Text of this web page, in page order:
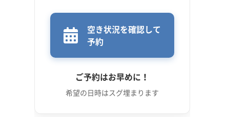
空き状況を確認して
予約
ご予約はお早めに！
希望の日時はスグ埋まります